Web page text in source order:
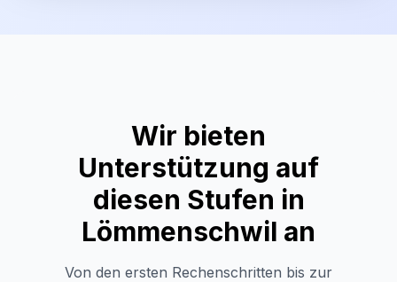
Wir bieten
Unterstützung auf
diesen Stufen in
Lömmenschwil an
Von den ersten Rechenschritten bis zur